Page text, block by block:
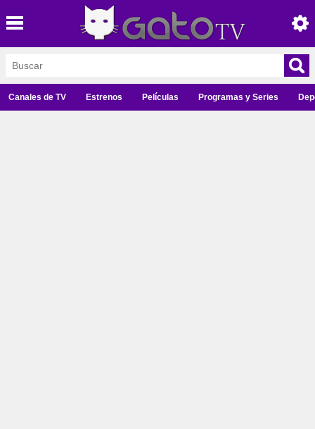
Canales de TV Estrenos Películas Programas y Series